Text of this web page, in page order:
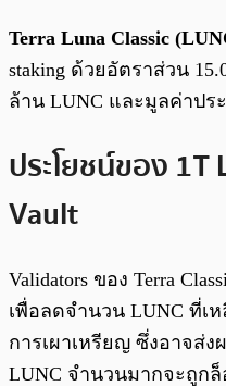
Terra Luna Classic
staking ด้วยอัตราส่วน
ล้าน LUNC และมูลค่าป
ประโยชน์ของ 1T
Vault
Validators ของ Terra
เพื่อลดจำนวน LUNC ที่เ
การเผาเหรียญ ซึ่งอาจส่ง
LUNC จำนวนมากจะถูกล็